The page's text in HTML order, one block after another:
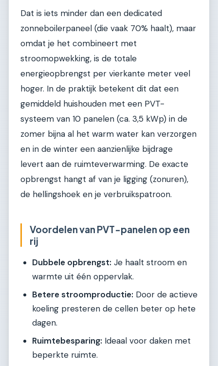
Dat is iets minder dan een dedicated
zonneboilerpaneel (die vaak 70% haalt), maar
omdat je het combineert met
stroomopwekking, is de totale
energieopbrengst per vierkante meter veel
hoger. In de praktijk betekent dit dat een
gemiddeld huishouden met een PVT-
systeem van 10 panelen (ca. 3,5 kWp) in de
zomer bijna al het warm water kan verzorgen
en in de winter een aanzienlijke bijdrage
levert aan de ruimteverwarming. De exacte
opbrengst hangt af van je ligging (zonuren),
de hellingshoek en je verbruikspatroon.
Voordelen van PVT-panelen op een
rij
Dubbele opbrengst: Je haalt stroom en
warmte uit één oppervlak.
Betere stroomproductie: Door de actieve
koeling presteren de cellen beter op hete
dagen.
Ruimtebesparing: Ideaal voor daken met
beperkte ruimte.